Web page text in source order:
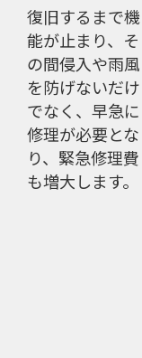
復旧するまで機
能が止まり、そ
の間侵入や雨風
を防げないだけ
でなく、早急に
修理が必要とな
り、緊急修理費
も増大します。